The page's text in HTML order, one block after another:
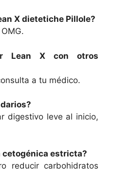
X dietetiche Pillole?
Lean X con otros
a tu médico.
digestivo leve al inicio,
cetogénica estricta?
reducir carbohidratos